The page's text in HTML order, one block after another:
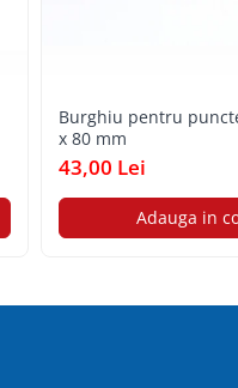
Burghiu pentru
x 80 mm
43,00 Lei
Adauga in